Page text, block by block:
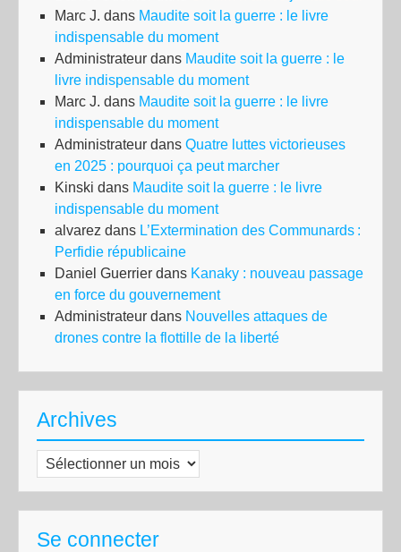
Marc J. dans Maudite soit la guerre : le livre
indispensable du moment
Administrateur dans Maudite soit la guerre : le
livre indispensable du moment
Marc J. dans Maudite soit la guerre : le livre
indispensable du moment
Administrateur dans Quatre luttes victorieuses
en 2025 : pourquoi ça peut marcher
Kinski dans Maudite soit la guerre : le livre
indispensable du moment
alvarez dans L’Extermination des Communards :
Perfidie républicaine
Daniel Guerrier dans Kanaky : nouveau passage
en force du gouvernement
Administrateur dans Nouvelles attaques de
drones contre la flottille de la liberté
Archives
Archives
Se connecter